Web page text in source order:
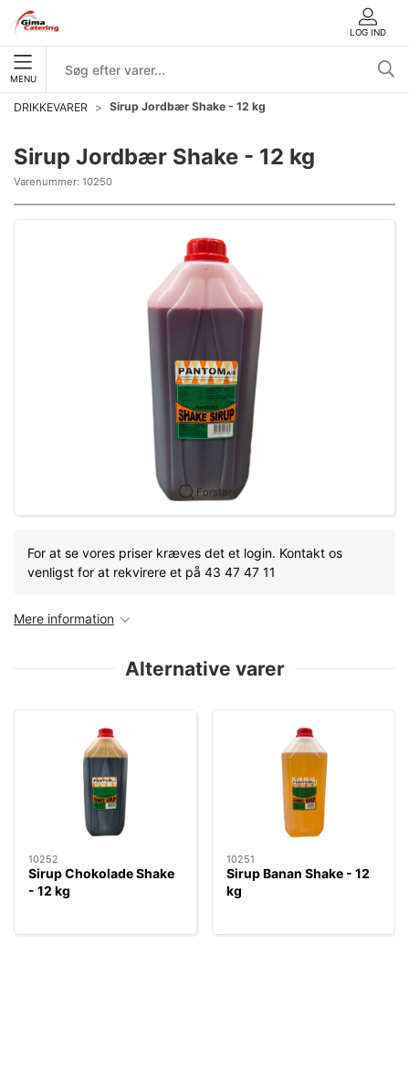
LOG IND
MENU
DRIKKEVARER Sirup Jordbær Shake - 12 kg
Sirup Jordbær Shake - 12 kg
Varenummer: 10250
Forstør
For at se vores priser kræves det et login. Kontakt os
venligst for at rekvirere et på 43 47 47 11
Mere information
Alternative varer
10252
Sirup Chokolade Shake
- 12 kg
10251
Sirup Banan Shake - 12
kg